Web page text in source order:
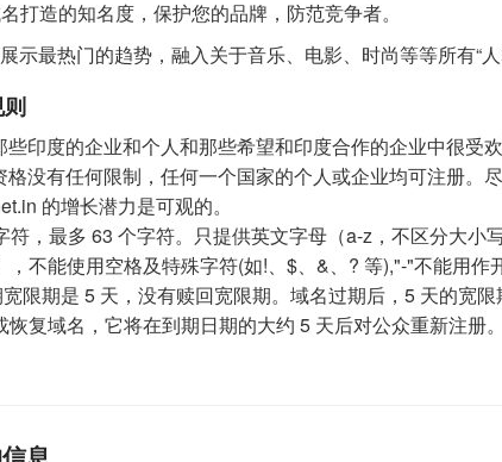
打造的知名度，保护您的品牌，防范竞争者。
示最热门的趋势，融入关于音乐、电影、时尚等等所有“人
些印度的企业和个人和那些希望和印度合作的企业中很受欢
格没有任何限制，任何一个国家的个人或企业均可注册。
的增长潜力是可观的。
符，最多 63 个字符。只提供英文字母（a-z，不区分大小
不能使用空格及特殊字符(如!、$、&、? 等),"-"不能用作
限期是 5 天，没有赎回宽限期。域名过期后，5 天的宽
恢复域名，它将在到期日期的大约 5 天后对公众重新注册